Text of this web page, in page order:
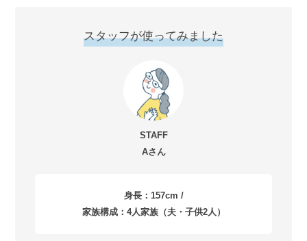
スタッフが使ってみました
STAFF
Aさん
身長：157cm /
家族構成：4人家族（夫・子供2人）